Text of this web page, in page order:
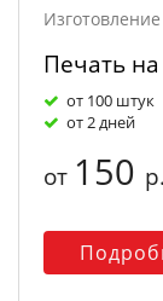
Печать
от 100 штук
от 2 дней
от 150